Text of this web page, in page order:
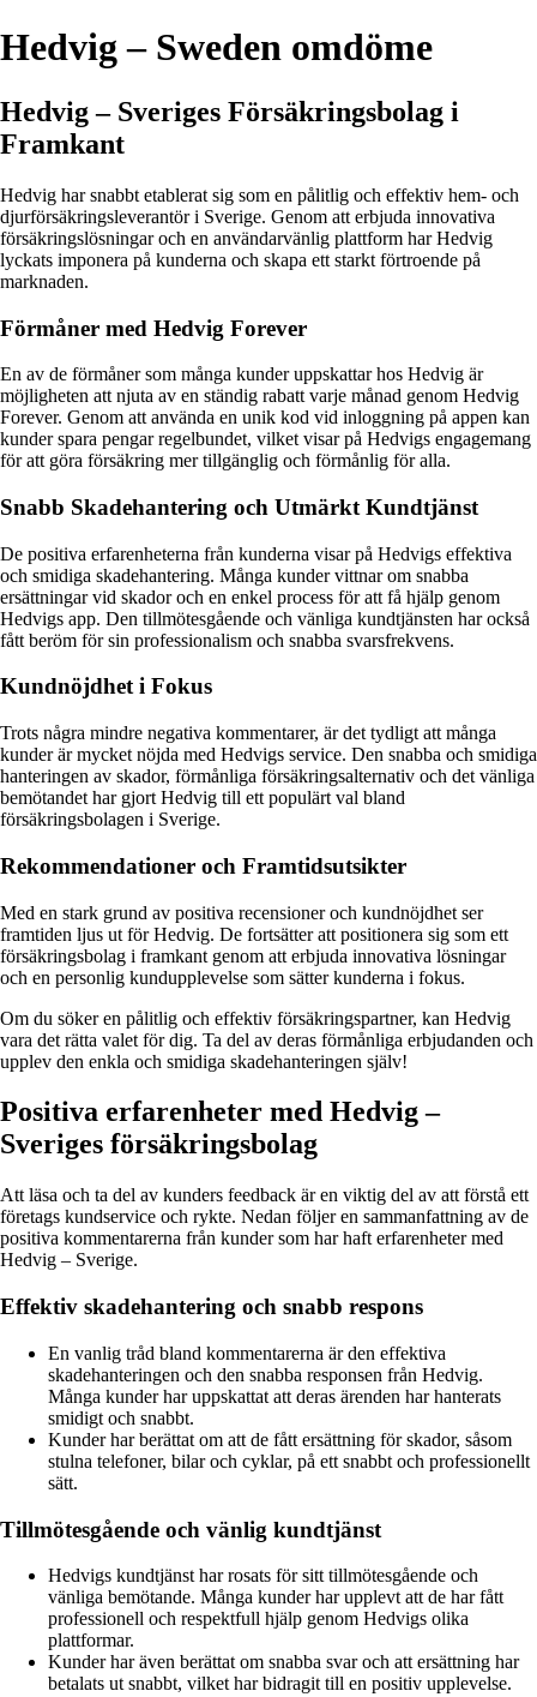
Hedvig – Sweden omdöme
Hedvig – Sveriges Försäkringsbolag i
Framkant
Hedvig har snabbt etablerat sig som en pålitlig och effektiv hem- och
djurförsäkringsleverantör i Sverige. Genom att erbjuda innovativa
försäkringslösningar och en användarvänlig plattform har Hedvig
lyckats imponera på kunderna och skapa ett starkt förtroende på
marknaden.
Förmåner med Hedvig Forever
En av de förmåner som många kunder uppskattar hos Hedvig är
möjligheten att njuta av en ständig rabatt varje månad genom Hedvig
Forever. Genom att använda en unik kod vid inloggning på appen kan
kunder spara pengar regelbundet, vilket visar på Hedvigs engagemang
för att göra försäkring mer tillgänglig och förmånlig för alla.
Snabb Skadehantering och Utmärkt Kundtjänst
De positiva erfarenheterna från kunderna visar på Hedvigs effektiva
och smidiga skadehantering. Många kunder vittnar om snabba
ersättningar vid skador och en enkel process för att få hjälp genom
Hedvigs app. Den tillmötesgående och vänliga kundtjänsten har också
fått beröm för sin professionalism och snabba svarsfrekvens.
Kundnöjdhet i Fokus
Trots några mindre negativa kommentarer, är det tydligt att många
kunder är mycket nöjda med Hedvigs service. Den snabba och smidiga
hanteringen av skador, förmånliga försäkringsalternativ och det vänliga
bemötandet har gjort Hedvig till ett populärt val bland
försäkringsbolagen i Sverige.
Rekommendationer och Framtidsutsikter
Med en stark grund av positiva recensioner och kundnöjdhet ser
framtiden ljus ut för Hedvig. De fortsätter att positionera sig som ett
försäkringsbolag i framkant genom att erbjuda innovativa lösningar
och en personlig kundupplevelse som sätter kunderna i fokus.
Om du söker en pålitlig och effektiv försäkringspartner, kan Hedvig
vara det rätta valet för dig. Ta del av deras förmånliga erbjudanden och
upplev den enkla och smidiga skadehanteringen själv!
Positiva erfarenheter med Hedvig –
Sveriges försäkringsbolag
Att läsa och ta del av kunders feedback är en viktig del av att förstå ett
företags kundservice och rykte. Nedan följer en sammanfattning av de
positiva kommentarerna från kunder som har haft erfarenheter med
Hedvig – Sverige.
Effektiv skadehantering och snabb respons
En vanlig tråd bland kommentarerna är den effektiva
skadehanteringen och den snabba responsen från Hedvig.
Många kunder har uppskattat att deras ärenden har hanterats
smidigt och snabbt.
Kunder har berättat om att de fått ersättning för skador, såsom
stulna telefoner, bilar och cyklar, på ett snabbt och professionellt
sätt.
Tillmötesgående och vänlig kundtjänst
Hedvigs kundtjänst har rosats för sitt tillmötesgående och
vänliga bemötande. Många kunder har upplevt att de har fått
professionell och respektfull hjälp genom Hedvigs olika
plattformar.
Kunder har även berättat om snabba svar och att ersättning har
betalats ut snabbt, vilket har bidragit till en positiv upplevelse.